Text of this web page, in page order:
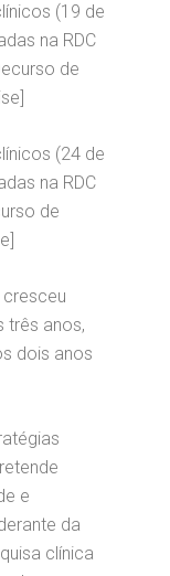
(19 de
na RDC
de
(24 de
na RDC
de
três anos,
dois anos
e
da
clínica